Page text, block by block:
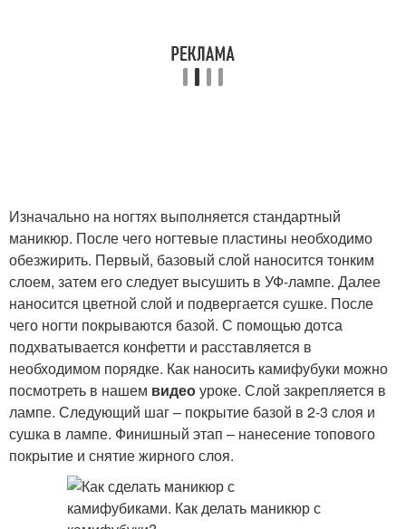
Изначально на ногтях выполняется стандартный
маникюр. После чего ногтевые пластины необходимо
обезжирить. Первый, базовый слой наносится тонким
слоем, затем его следует высушить в УФ-лампе. Далее
наносится цветной слой и подвергается сушке. После
чего ногти покрываются базой. С помощью дотса
подхватывается конфетти и расставляется в
необходимом порядке. Как наносить камифубуки можно
посмотреть в нашем видеоуроке. Слой закрепляется в
лампе. Следующий шаг – покрытие базой в 2-3 слоя и
сушка в лампе. Финишный этап – нанесение топового
покрытие и снятие жирного слоя.